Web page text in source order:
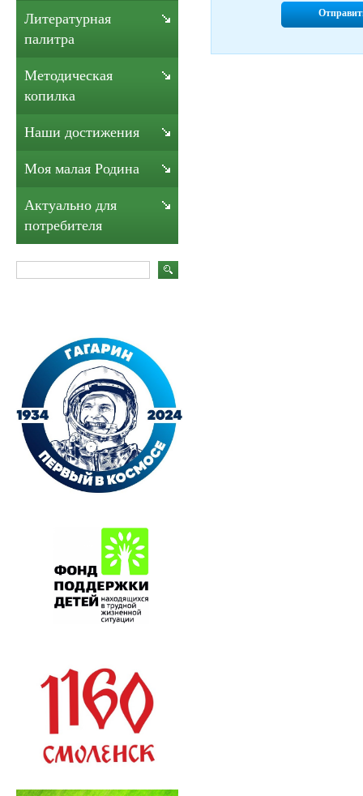
Литературная
палитра
Методическая
копилка
Наши достижения
Моя малая Родина
Актуально для
потребителя